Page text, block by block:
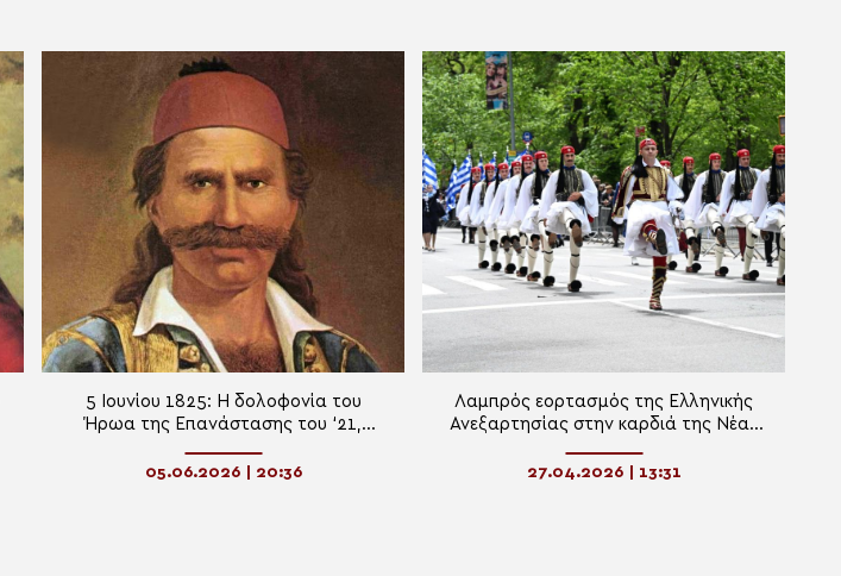
5 Ιουνίου 1825: Η δολοφονία του
Ήρωα της Επανάστασης του ‘21,
05.06.2026 | 20:36
Λαμπρός εορτασμός της Ελληνικής
Ανεξαρτησίας στην καρδιά της Νέας
27.04.2026 | 13:31